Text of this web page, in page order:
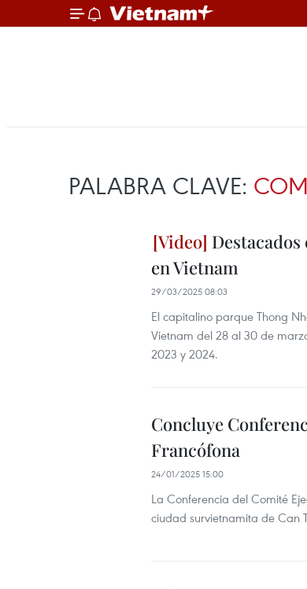
PALABRA CLAVE:
en Vietnam
29/03/2025 08:03
El capitalino parque Thong
Vietnam del 28 al 30 de
2023 y 2024.
Concluye
Francófona
24/01/2025 15:00
La Conferencia del Comité
ciudad survietnamita de Can